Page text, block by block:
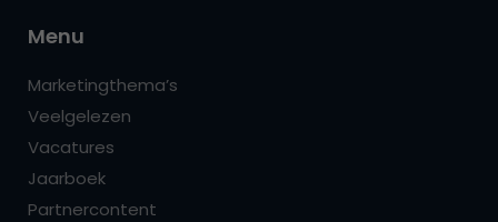
Menu
Marketingthema’s
Veelgelezen
Vacatures
Jaarboek
Partnercontent